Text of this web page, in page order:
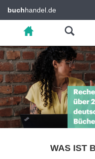
buchhandel.de